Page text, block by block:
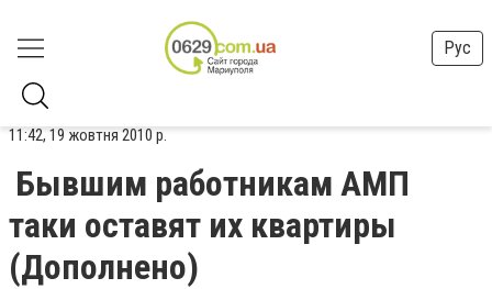
Рус
11:42, 19 жовтня 2010 р.
Бывшим работникам АМП
таки оставят их квартиры
(Дополнено)